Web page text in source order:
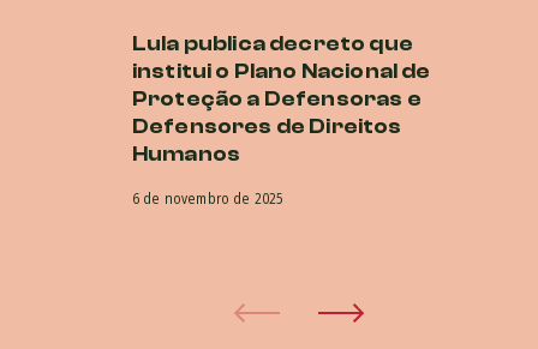
Lula publica decreto que
institui o Plano Nacional de
Proteção a Defensoras e
Defensores de Direitos
Humanos
6 de novembro de 2025